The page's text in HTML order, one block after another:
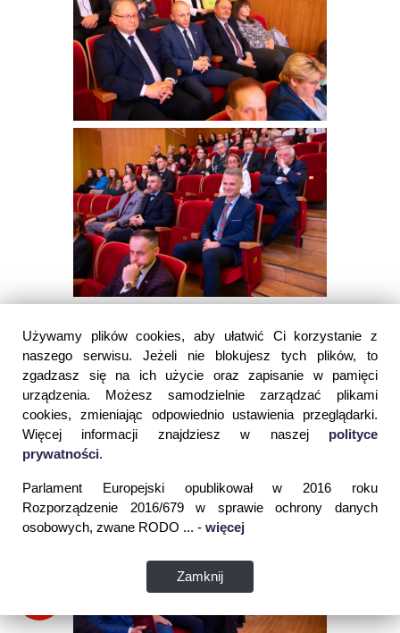
Używamy plików cookies, aby ułatwić Ci korzystanie z
naszego serwisu. Jeżeli nie blokujesz tych plików, to
zgadzasz się na ich użycie oraz zapisanie w pamięci
urządzenia. Możesz samodzielnie zarządzać plikami
cookies, zmieniając odpowiednio ustawienia przeglądarki.
Więcej informacji znajdziesz w naszej polityce
prywatności.
Parlament Europejski opublikował w 2016 roku
Rozporządzenie 2016/679 w sprawie ochrony danych
osobowych, zwane RODO ... - więcej
Zamknij